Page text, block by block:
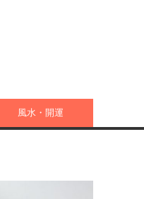
風水・開運